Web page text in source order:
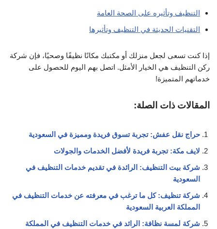
التنظيف وتأثيره على الصحة العامة
التقنيات الحديثة في التنظيف وتأثيرها
إذا كنت تسعى لجعل منزلك أو مكتبك مكانًا نظيفًا وصحيًا، فإن شركة
ركن التنظيف هي الخيار الأمثل. اتصل بهم اليوم للحصول على
خدماتهم المتميزة!
المقالات ذات الصلة:
حراج نقل عفش: تجربة تسوق فريدة ومميزة في السعودية
لايف مكة: تجربة فريدة لأفضل الخدمات والجولات
شركة بيت التنظيف: الرائدة في تقديم خدمات التنظيف في
السعودية
شركة تنظيف: كل ما ترغب في معرفته عن خدمات التنظيف في
المملكة العربية السعودية
شركة لمسة نظافة: الرائد في خدمات التنظيف في المملكة